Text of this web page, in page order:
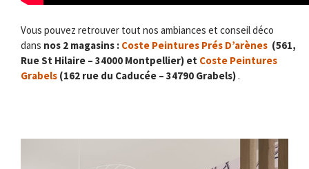
Vous pouvez retrouver tout nos ambiances et conseil déco
dans nos 2 magasins : Coste Peintures Prés D’arènes(561,
Rue St Hilaire – 34000 Montpellier) et Coste Peintures
Grabels(162 rue du Caducée – 34790 Grabels).